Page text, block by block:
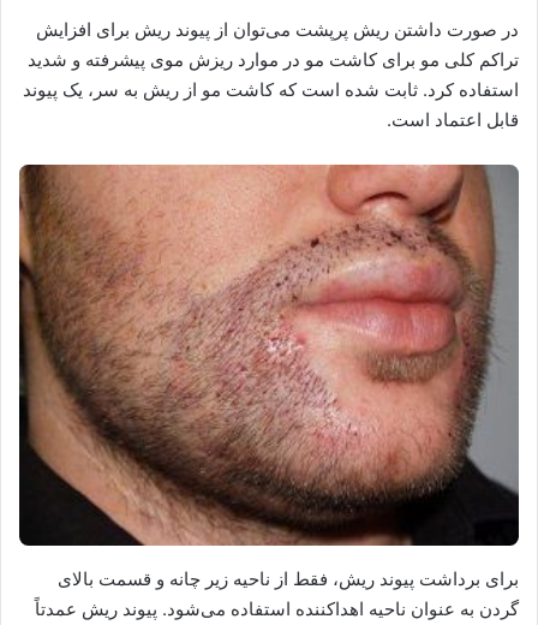
در صورت داشتن ریش پرپشت می‌توان از پیوند ریش برای افزایش
تراکم کلی مو برای کاشت مو در موارد ریزش موی پیشرفته و شدید
استفاده کرد. ثابت شده است که کاشت مو از ریش به سر، یک پیوند
قابل اعتماد است.
برای برداشت پیوند ریش، فقط از ناحیه زیر چانه و قسمت بالای
گردن به عنوان ناحیه اهداکننده استفاده می‌شود. پیوند ریش عمدتاً